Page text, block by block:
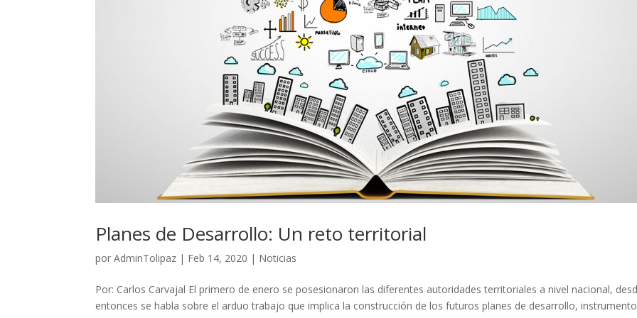
Planes de Desarrollo: Un reto territorial
porAdminTolipaz | Feb 14, 2020 | Noticias
Por: Carlos Carvajal El primero de enero se posesionaron las diferentes autoridades territoriales a nivel nacional,
entonces se habla sobre el arduo trabajo que implica la construcción de los futuros planes de desarrollo,